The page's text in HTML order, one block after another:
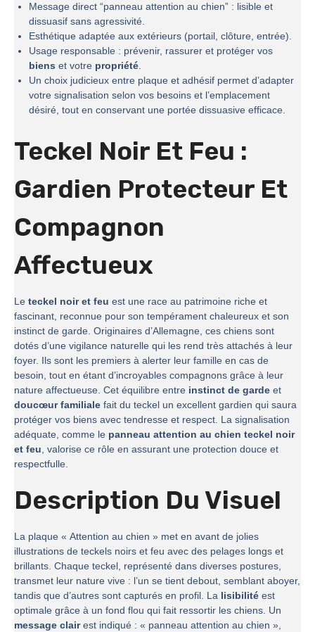
Message direct “panneau attention au chien” : lisible et
dissuasif sans agressivité.
Esthétique adaptée aux extérieurs (portail, clôture, entrée).
Usage responsable : prévenir, rassurer et protéger vos
biens et votre propriété.
Un choix judicieux entre plaque et adhésif permet d’adapter
votre signalisation selon vos besoins et l’emplacement
désiré, tout en conservant une portée dissuasive efficace.
Teckel Noir Et Feu :
Gardien Protecteur Et
Compagnon
Affectueux
Le teckel noir et feu est une race au patrimoine riche et
fascinant, reconnue pour son tempérament chaleureux et son
instinct de garde. Originaires d’Allemagne, ces chiens sont
dotés d’une vigilance naturelle qui les rend très attachés à leur
foyer. Ils sont les premiers à alerter leur famille en cas de
besoin, tout en étant d’incroyables compagnons grâce à leur
nature affectueuse. Cet équilibre entre instinct de garde et
doucœur familiale fait du teckel un excellent gardien qui saura
protéger vos biens avec tendresse et respect. La signalisation
adéquate, comme le panneau attention au chien teckel noir
et feu, valorise ce rôle en assurant une protection douce et
respectfulle.
Description Du Visuel
La plaque « Attention au chien » met en avant de jolies
illustrations de teckels noirs et feu avec des pelages longs et
brillants. Chaque teckel, représenté dans diverses postures,
transmet leur nature vive : l’un se tient debout, semblant aboyer,
tandis que d’autres sont capturés en profil. La lisibilité est
optimale grâce à un fond flou qui fait ressortir les chiens. Un
message clairest indiqué : « panneau attention au chien »,